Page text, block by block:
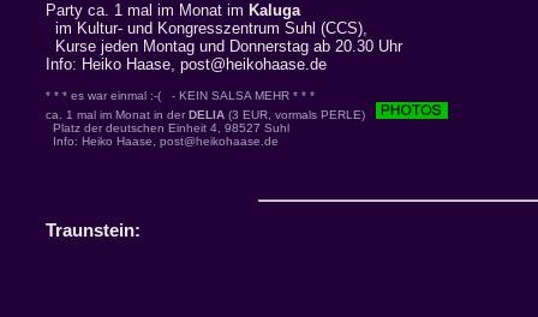
Party ca. 1 mal im Monat im Kaluga
im Kultur- und Kongresszentrum Suhl (CCS),
Kurse jeden Montag und Donnerstag ab 20.30 Uhr
Info: Heiko Haase, post@heikohaase.de
* * * es war einmal :-( - KEIN SALSA MEHR * * *
ca. 1 mal im Monat in der DELIA (3 EUR, vormals PERLE)
Platz der deutschen Einheit 4, 98527 Suhl
Info: Heiko Haase, post@heikohaase.de
Traunstein: